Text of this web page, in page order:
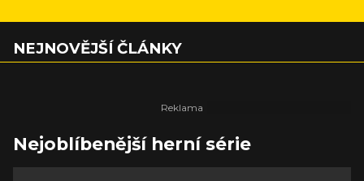
NEJNOVĚJŠÍ ČLÁNKY
Nejoblíbenější herní série